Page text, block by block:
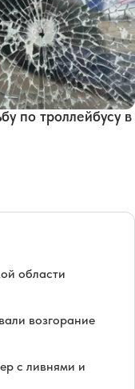
по троллейбусу в
области
возгорание
с ливнями и